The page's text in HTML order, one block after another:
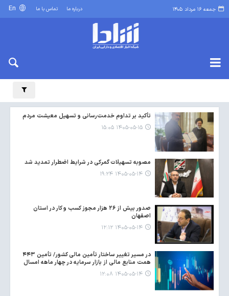
جمعه ۱۶ مرداد ۱۴۰۵ درباره ما تماس با ما
تأکید بر تداوم خدمت‌رسانی و تسهیل معیشت مردم
۱۴۰۵-۰۵-۱۵ ۱۵:۰۵
مصوبه تسهیلات گمرکی در شرایط اضطرار تمدید شد
۱۴۰۵-۰۵-۱۴ ۱۹:۲۴
صدور بیش از ۲۶ هزار مجوز کسب‌ و کار در استان
اصفهان
۱۴۰۵-۰۵-۱۴ ۱۲:۱۲
در مسیر تغییر ساختار تأمین مالی کشور/ تأمین ۴۴۳
همت منابع مالی از بازار سرمایه در چهار ماهه امسال
۱۴۰۵-۰۵-۱۴ ۱۲:۰۸